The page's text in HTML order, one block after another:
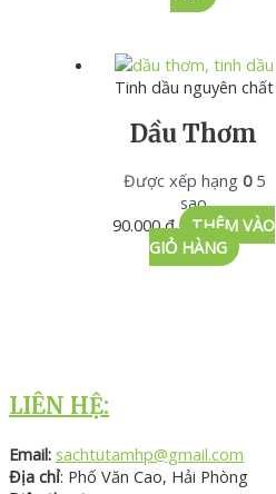
Tinh dầu nguyên chất
Dầu Thơm
Được xếp hạng 05
sao
90.000₫
THÊM VÀO
GIỎ HÀNG
LIÊN HỆ:
Email: sachtutamhp@gmail.com
Địa chỉ: Phố Văn Cao, Hải Phòng